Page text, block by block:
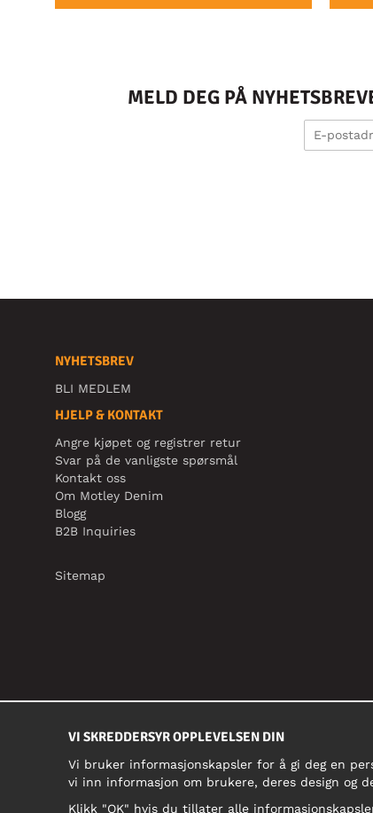
MELD DEG PÅ
NYHETSBREV
BLI MEDLEM
HJELP & KONTAKT
Angre kjøpet og registrer retur
Svar på de vanligste spørsmål
Kontakt oss
Om Motley Denim
Blogg
B2B Inquiries
Sitemap
VI SKREDDERSYR OPPLEVELSEN DIN
Vi bruker informasjonskapsler for å gi deg en
vi inn informasjon om brukere, deres design og
Klikk "OK" hvis du tillater alle